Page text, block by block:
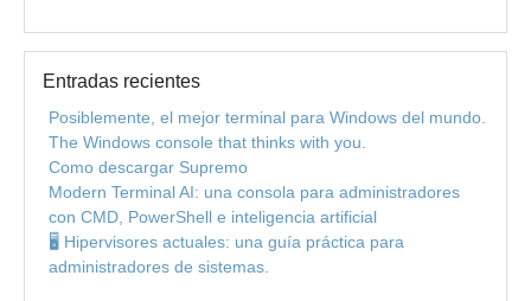
Entradas recientes
Posiblemente, el mejor terminal para Windows del mundo.
The Windows console that thinks with you.
Como descargar Supremo
Modern Terminal AI: una consola para administradores
con CMD, PowerShell e inteligencia artificial
🖥️ Hipervisores actuales: una guía práctica para
administradores de sistemas.